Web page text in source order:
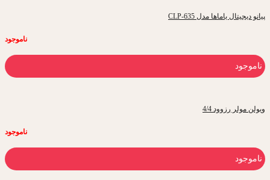
پیانو دیجیتال یاماها مدل CLP-635
ناموجود
ناموجود
ویولن مولر رزوود 4/4
ناموجود
ناموجود